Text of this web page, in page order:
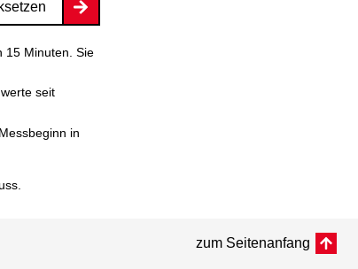
15 Minuten. Sie
seit
in
.
zum Seitenanfang